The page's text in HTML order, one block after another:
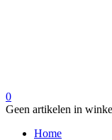
0
Geen artikelen in
Home